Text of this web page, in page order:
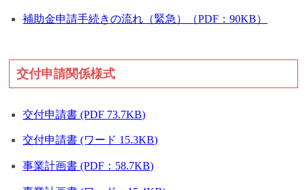
補助金申請手続きの流れ（緊急）（PDF：90KB）
交付申請関係様式
交付申請書 (PDF 73.7KB)
交付申請書 (ワード 15.3KB)
事業計画書 (PDF：58.7KB)